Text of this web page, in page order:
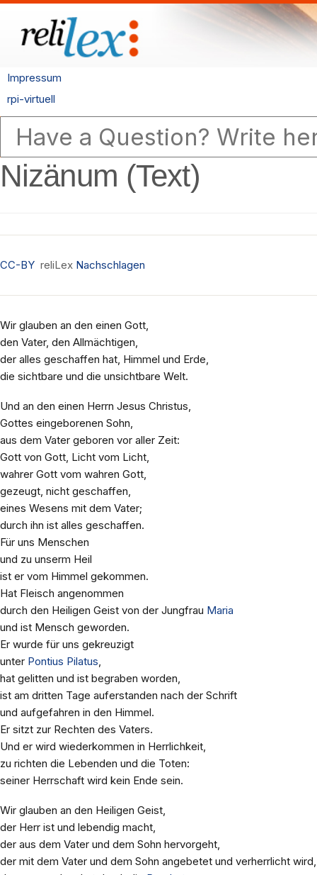
Impressum
rpi-virtuell
Nizänum (Text)
CC-BY reliLex Nachschlagen
Wir glauben an den einen Gott,
den Vater, den Allmächtigen,
der alles geschaffen hat, Himmel und Erde,
die sichtbare und die unsichtbare Welt.
Und an den einen Herrn Jesus Christus,
Gottes eingeborenen Sohn,
aus dem Vater geboren vor aller Zeit:
Gott von Gott, Licht vom Licht,
wahrer Gott vom wahren Gott,
gezeugt, nicht geschaffen,
eines Wesens mit dem Vater;
durch ihn ist alles geschaffen.
Für uns Menschen
und zu unserm Heil
ist er vom Himmel gekommen.
Hat Fleisch angenommen
durch den Heiligen Geist von der Jungfrau Maria
und ist Mensch geworden.
Er wurde für uns gekreuzigt
unter Pontius Pilatus,
hat gelitten und ist begraben worden,
ist am dritten Tage auferstanden nach der Schrift
und aufgefahren in den Himmel.
Er sitzt zur Rechten des Vaters.
Und er wird wiederkommen in Herrlichkeit,
zu richten die Lebenden und die Toten:
seiner Herrschaft wird kein Ende sein.
Wir glauben an den Heiligen Geist,
der Herr ist und lebendig macht,
der aus dem Vater und dem Sohn hervorgeht,
der mit dem Vater und dem Sohn angebetet und verherrlicht wird,